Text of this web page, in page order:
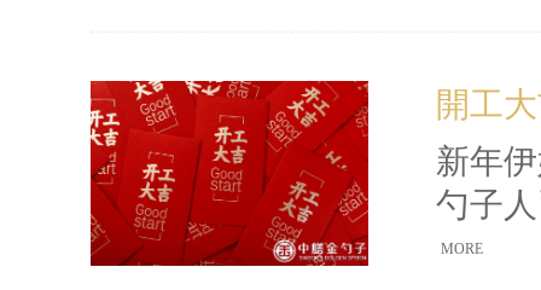
新
紗
(tuán)
樂時
開工大
新年
勺子
早，
MORE